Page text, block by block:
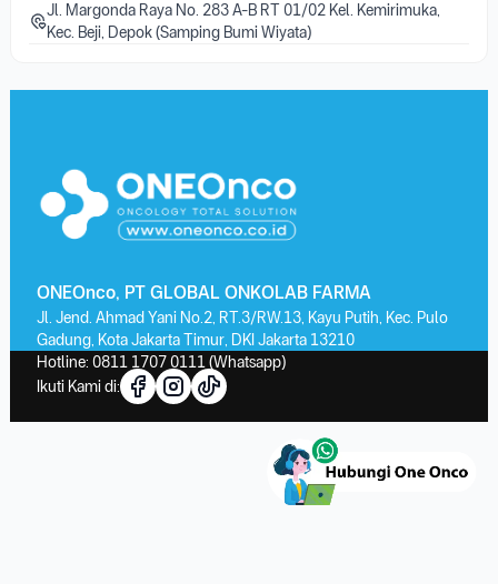
Jl. Margonda Raya No. 283 A-B RT 01/02 Kel. Kemirimuka,
Kec. Beji, Depok (Samping Bumi Wiyata)
ONEOnco, PT GLOBAL ONKOLAB FARMA
Jl. Jend. Ahmad Yani No.2, RT.3/RW.13, Kayu Putih, Kec. Pulo
Gadung, Kota Jakarta Timur, DKI Jakarta 13210
Hotline: 0811 1707 0111 (Whatsapp)
Ikuti Kami di: